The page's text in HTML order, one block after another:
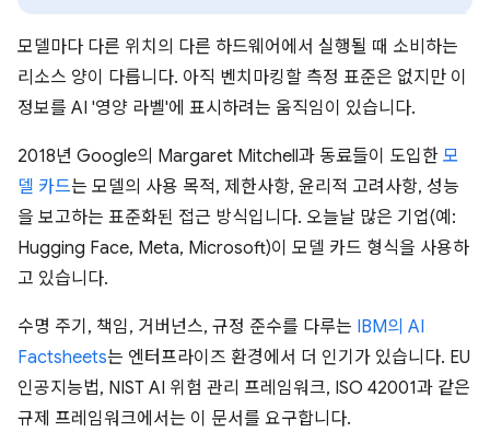
모델마다 다른 위치의 다른 하드웨어에서 실행될 때 소비하는
리소스 양이 다릅니다. 아직 벤치마킹할 측정 표준은 없지만 이
정보를 AI '영양 라벨'에 표시하려는 움직임이 있습니다.
2018년 Google의 Margaret Mitchell과 동료들이 도입한 모
델 카드는 모델의 사용 목적, 제한사항, 윤리적 고려사항, 성능
을 보고하는 표준화된 접근 방식입니다. 오늘날 많은 기업(예:
Hugging Face, Meta, Microsoft)이 모델 카드 형식을 사용하
고 있습니다.
수명 주기, 책임, 거버넌스, 규정 준수를 다루는 IBM의 AI
Factsheets는 엔터프라이즈 환경에서 더 인기가 있습니다. EU
인공지능법, NIST AI 위험 관리 프레임워크, ISO 42001과 같은
규제 프레임워크에서는 이 문서를 요구합니다.